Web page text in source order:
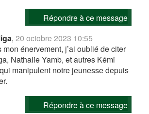
Répondre à ce message
,20 octobre 2023 10:55
mon énervement, j’ai oublié de citer
Nathalie Yamb, et autres Kémi
manipulent notre jeunesse depuis
Répondre à ce message